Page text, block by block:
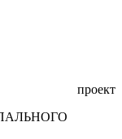
проект